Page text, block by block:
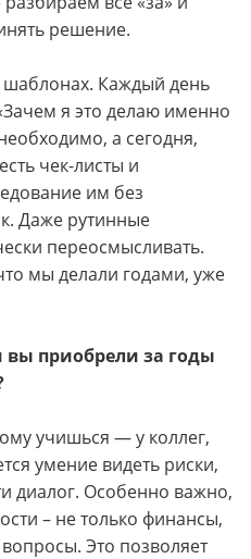
решение.
шаблонах. Каждый день
я это делаю именно
а сегодня,
чек-листы и
им без
Даже рутинные
переосмысливать.
мы делали годами, уже
приобрели за годы
учишься — у коллег,
умение видеть риски,
диалог. Особенно важно,
– не только финансы,
Это позволяет